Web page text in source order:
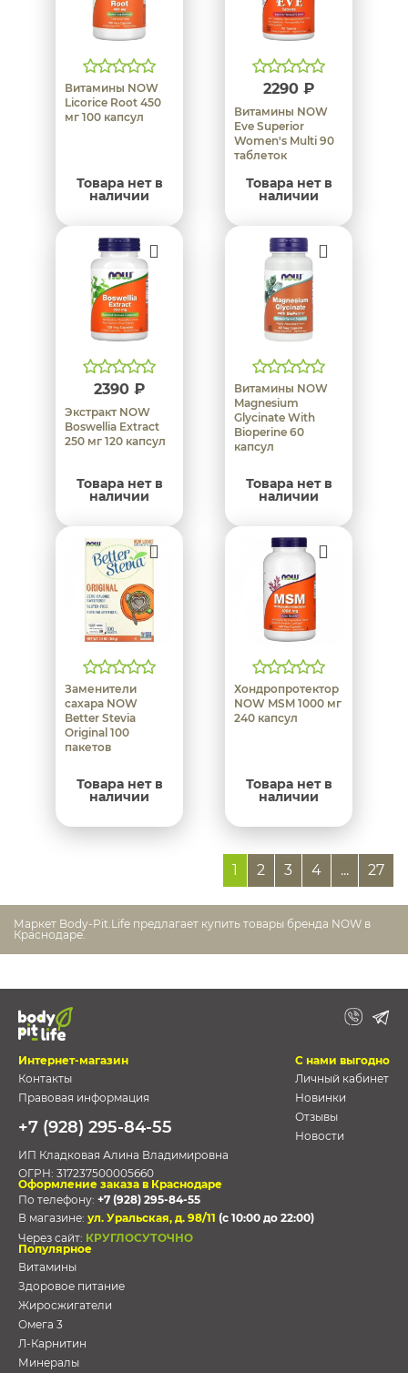
Витамины NOW
Licorice Root 450
мг 100 капсул
Товара нет в
наличии
2290 ₽
Витамины NOW
Eve Superior
Women's Multi 90
таблеток
Товара нет в
наличии
2390 ₽
Экстракт NOW
Boswellia Extract
250 мг 120 капсул
Товара нет в
наличии
Витамины NOW
Magnesium
Glycinate With
Bioperine 60
капсул
Товара нет в
наличии
Заменители
сахара NOW
Better Stevia
Original 100
пакетов
Товара нет в
наличии
Хондропротектор
NOW MSM 1000 мг
240 капсул
Товара нет в
наличии
1 2 3 4 ... 27
Маркет Body-Pit.Life предлагает купить товары бренда NOW в
Краснодаре.
Интернет-магазин
Контакты
Правовая информация
+7 (928) 295-84-55
ИП Кладковая Алина Владимировна
ОГРН: 317237500005660
С нами выгодно
Личный кабинет
Новинки
Отзывы
Новости
Оформление заказа в Краснодаре
По телефону: +7 (928) 295-84-55
В магазине: ул. Уральская, д. 98/11 (с 10:00 до 22:00)
Через сайт: КРУГЛОСУТОЧНО
Популярное
Витамины
Здоровое питание
Жиросжигатели
Омега 3
Л-Карнитин
Минералы